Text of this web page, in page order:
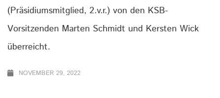
(Präsidiumsmitglied, 2.v.r.) von den KSB-
Vorsitzenden Marten Schmidt und Kersten Wick
überreicht.
NOVEMBER 29, 2022